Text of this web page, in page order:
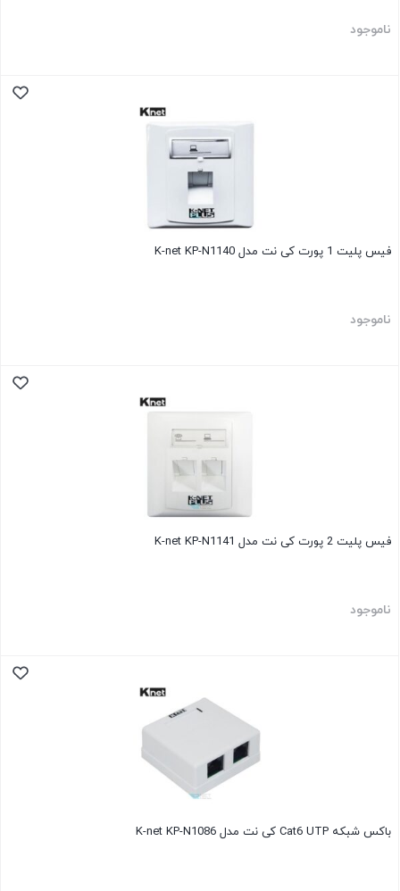
ناموجود
فیس پلیت 1 پورت کی نت مدل K-net KP-N1140
ناموجود
فیس پلیت 2 پورت کی نت مدل K-net KP-N1141
ناموجود
باکس شبکه Cat6 UTP کی نت مدل K-net KP-N1086